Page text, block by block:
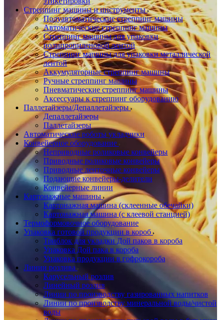
Стреппинг машины и инструменты
Полуавтоматические стреппинг машины
Автоматические стреппинг машины
Стреппинг машины для упаковки
полипропиленовой лентой
Стреппинг машины для упаковки металлической
лентой
Аккумуляторные стреппинг машины
Ручные стреппинг машины
Пневматические стреппинг машины
Аксессуары к стреппинг оборудованию
Паллетайзеры/Депаллетайзеры
Депаллетайзеры
Паллетайзеры
Автоматические роботы укладчики
Конвейерное оборудование
Неприводные роликовые конвейеры
Приводные роликовые конвейеры
Приводные ленточные конвейеры
Подающие конвейеры-делители
Конвейерные линии
Картонажные машины
Картонажная машина (склеенные обечайки)
Картонажная машина (с клеевой станцией)
Термоформовочное оборудование
Упаковка готовой продукции в короб
Триблок для укладки Дой паков в короба
Упаковка Дой пака в короба
Упаковка продукции в гофрокороба
Линии розлива
Карусельный розлив
Линейный розлив
Линии по производству газированных напитков
Линии по производству минеральной воды/чистой
воды